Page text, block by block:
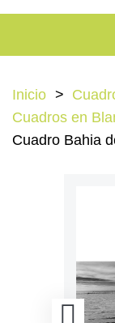
Inicio
Cuadros en
Cuadro Bahia